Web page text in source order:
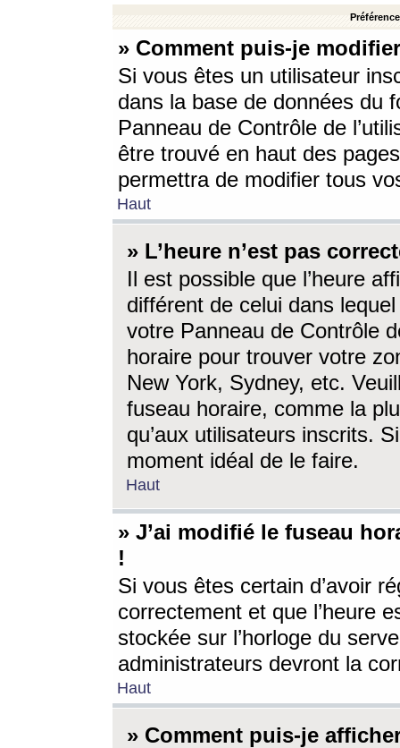
» Comment puis-je
Si vous êtes un utilisateur
dans la base de données du
Panneau de Contrôle de
être trouvé en haut des
permettra de modifier tous
Haut
» L’heure n’est pas
Il est possible que l’heure
différent de celui dans
votre Panneau de Contrôle
horaire pour trouver votre
New York, Sydney, etc.
fuseau horaire, comme la
qu’aux utilisateurs inscrits.
moment idéal de le faire.
Haut
» J’ai modifié le fuseau
!
Si vous êtes certain d’avoir
correctement et que l’heure
stockée sur l’horloge du
administrateurs devront la
Haut
» Comment puis-je